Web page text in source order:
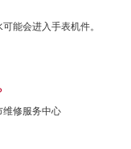
能会进入手表机件。
维修服务中心